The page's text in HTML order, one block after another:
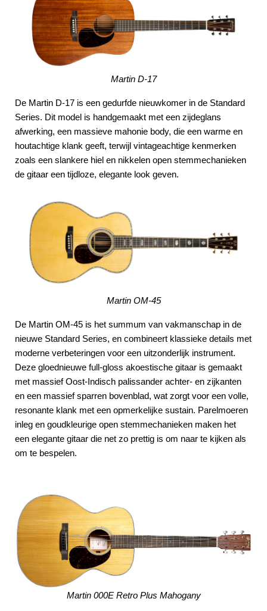
Martin D-17
De Martin D-17 is een gedurfde nieuwkomer in de Standard
Series. Dit model is handgemaakt met een zijdeglans
afwerking, een massieve mahonie body, die een warme en
houtachtige klank geeft, terwijl vintageachtige kenmerken
zoals een slankere hiel en nikkelen open stemmechanieken
de gitaar een tijdloze, elegante look geven.
Martin OM-45
De Martin OM-45 is het summum van vakmanschap in de
nieuwe Standard Series, en combineert klassieke details met
moderne verbeteringen voor een uitzonderlijk instrument.
Deze gloednieuwe full-gloss akoestische gitaar is gemaakt
met massief Oost-Indisch palissander achter- en zijkanten
en een massief sparren bovenblad, wat zorgt voor een volle,
resonante klank met een opmerkelijke sustain. Parelmoeren
inleg en goudkleurige open stemmechanieken maken het
een elegante gitaar die net zo prettig is om naar te kijken als
om te bespelen.
Martin 000E Retro Plus Mahogany